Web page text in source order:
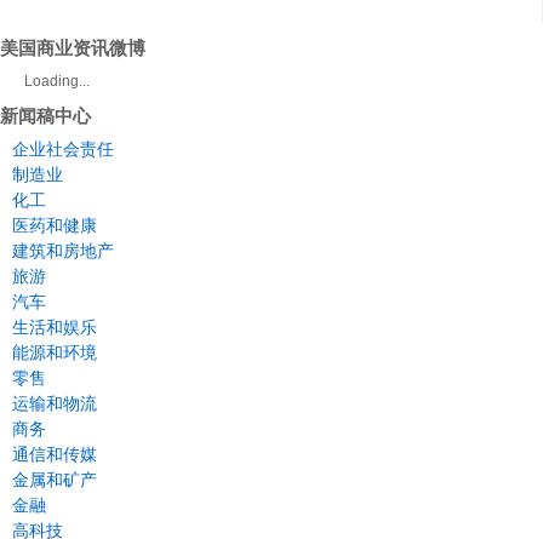
美国商业资讯微博
Loading...
新闻稿中心
企业社会责任
制造业
化工
医药和健康
建筑和房地产
旅游
汽车
生活和娱乐
能源和环境
零售
运输和物流
商务
通信和传媒
金属和矿产
金融
高科技